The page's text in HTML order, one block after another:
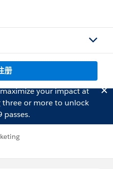
册
your impact at
three or more to unlock
passes.